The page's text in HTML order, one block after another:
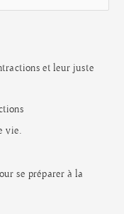
et leur juste
vie.
se préparer à la